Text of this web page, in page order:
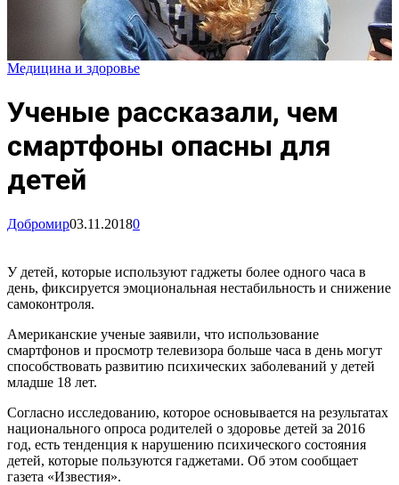
Медицина и здоровье
Ученые рассказали, чем
смартфоны опасны для
детей
Добромир03.11.20180
У детей, которые используют гаджеты более одного часа в
день, фиксируется эмоциональная нестабильность и снижение
самоконтроля.
Американские ученые заявили, что использование
смартфонов и просмотр телевизора больше часа в день могут
способствовать развитию психических заболеваний у детей
младше 18 лет.
Согласно исследованию, которое основывается на результатах
национального опроса родителей о здоровье детей за 2016
год, есть тенденция к нарушению психического состояния
детей, которые пользуются гаджетами. Об этом сообщает
газета «Известия».